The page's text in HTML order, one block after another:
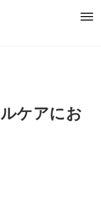
ケアにお